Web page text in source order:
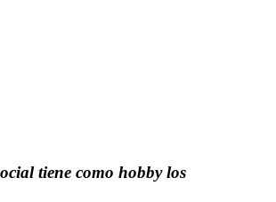
tiene como hobby los